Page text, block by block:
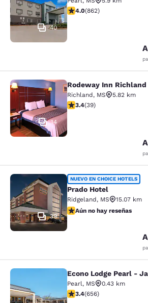
40
Calificación de 4.02
4.0(862)
Rodeway Inn
14
Rodeway Inn
Richland, MS
5.82 km
Calificación de 3.44
3.4(39)
Prado Hotel
39
NUEVO EN CHOICE HOTELS
Prado Hotel
Ridgeland, MS
15.07 km
Aún no hay reseñas
Aún no hay reseñas
Econo Lodge Pearl -
Econo Lodge Pearl -
Pearl, MS
0.43 km
Calificación de 3.36
3.4(656)